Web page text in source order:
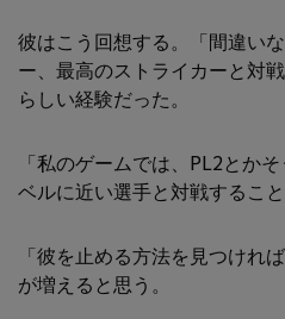
彼はこう回想する。「間違い
ー、最高のストライカーと対
らしい経験だった。
「私のゲームでは、PL2とか
ベルに近い選手と対戦すること
「彼を止める方法を見つけれ
が増えると思う。